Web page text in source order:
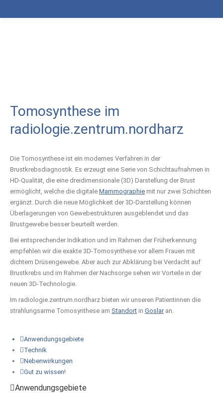
Tomosynthese im
radiologie.zentrum.nordharz
Die Tomosynthese ist ein modernes Verfahren in der
Brustkrebsdiagnostik. Es erzeugt eine Serie von Schichtaufnahmen in
HD-Qualität, die eine dreidimensionale (3D) Darstellung der Brust
ermöglicht, welche die digitale Mammographie mit nur zwei Schichten
ergänzt. Durch die neue Möglichkeit der 3D-Darstellung können
Überlagerungen von Gewebestrukturen ausgeblendet und das
Brustgewebe besser beurteilt werden.
Bei entsprechender Indikation und im Rahmen der Früherkennung
empfehlen wir die exakte 3D-Tomosynthese vor allem Frauen mit
dichtem Drüsengewebe. Aber auch zur Abklärung bei Verdacht auf
Brustkrebs und im Rahmen der Nachsorge sehen wir Vorteile in der
neuen 3D-Technologie.
Im radiologie.zentrum.nordharz bieten wir unseren Patientinnen die
strahlungsarme Tomosynthese am Standort in Goslaran.
Anwendungsgebiete
Technik
Nebenwirkungen
Gut zu wissen!
Anwendungsgebiete